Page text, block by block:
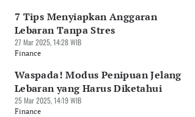
7 Tips Menyiapkan Anggaran
Lebaran Tanpa Stres
27 Mar 2025, 14:28 WIB
Finance
Waspada! Modus Penipuan Jelang
Lebaran yang Harus Diketahui
25 Mar 2025, 14:19 WIB
Finance